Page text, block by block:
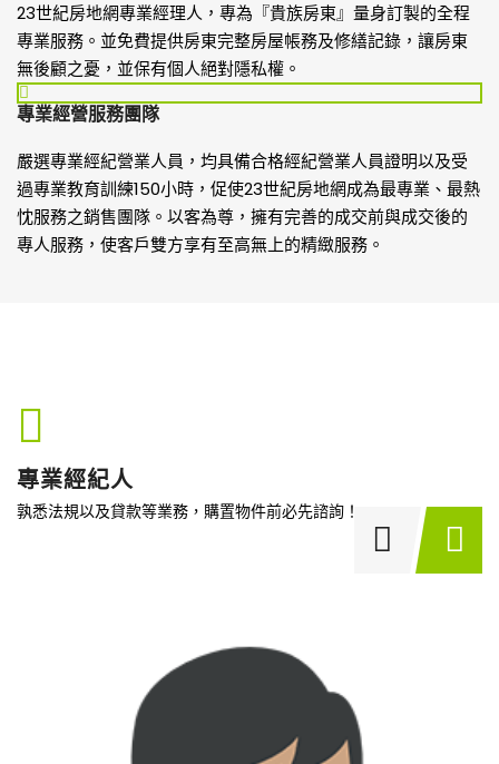
23世紀房地網專業經理人，專為『貴族房東』量身訂製的全程
專業服務。並免費提供房東完整房屋帳務及修繕記錄，讓房東
無後顧之憂，並保有個人絕對隱私權。
專業經營服務團隊
嚴選專業經紀營業人員，均具備合格經紀營業人員證明以及受
過專業教育訓練150小時，促使23世紀房地網成為最專業、最熱
忱服務之銷售團隊。以客為尊，擁有完善的成交前與成交後的
專人服務，使客戶雙方享有至高無上的精緻服務。
專業經紀人
孰悉法規以及貸款等業務，購置物件前必先諮詢！